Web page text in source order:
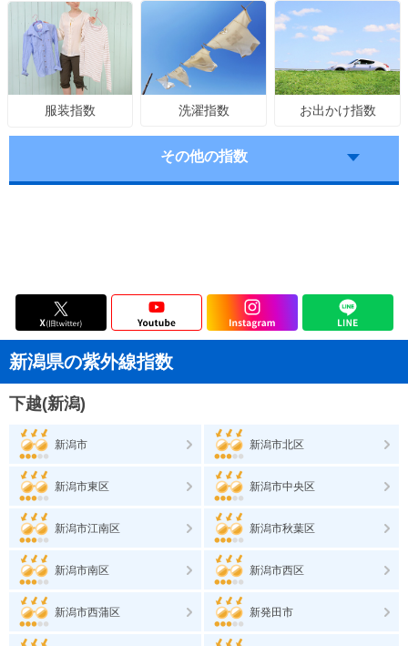
服装指数 洗濯指数 お出かけ指数
その他の指数
新潟県の紫外線指数
下越(新潟)
新潟市 新潟市北区
新潟市東区 新潟市中央区
新潟市江南区 新潟市秋葉区
新潟市南区 新潟市西区
新潟市西蒲区 新発田市